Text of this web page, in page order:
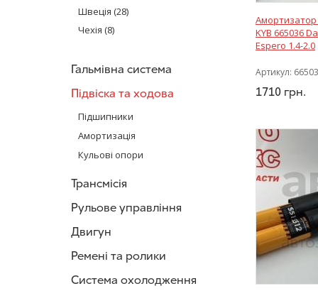
LESJÖFORS (10)
KOREA(5)
SATO tech
CX
K-FLEX(13)
Febest
Optimal
NTN-SNR(34)
Швеція (28)
Чехія (8)
Гальмівна система
Підвіска та ходова
Підшипники
Амортизація
Кульові опори
Трансмісія
Рульове управління
Двигун
Ремені та ролики
Система охолодження
Амортизатор
KYB 665036
Espero 1.4-2.0
Артикул:
1710 грн.